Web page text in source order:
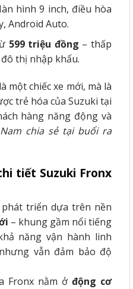
hình 9 inch, điều hòa
Android Auto.
599 triệu đồng – thấp
thị nhập khẩu.
một chiếc xe mới, mà là
trẻ hóa của Suzuki tại
hàng năng động và
chia sẻ tại buổi ra
tiết Suzuki Fronx
phát triển dựa trên nền
– khung gầm nổi tiếng
năng vận hành linh
vẫn đảm bảo độ
Fronx nằm ở động cơ